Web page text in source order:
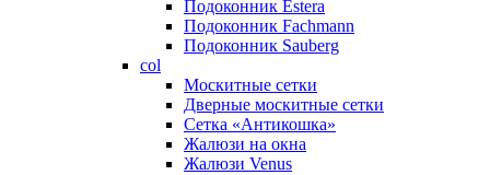
Подоконник Estera
Подоконник Fachmann
Подоконник Sauberg
col
Москитные сетки
Дверные москитные сетки
Сетка «Антикошка»
Жалюзи на окна
Жалюзи Venus